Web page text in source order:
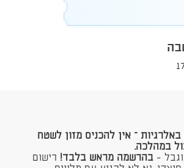
– אין להכניס מזון לשטח
במהלכה.
- בהרשמה מראש בלבד! רישום